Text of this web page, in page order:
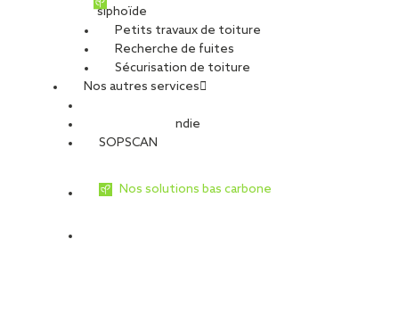
siphoïde
Petits travaux de toiture
Recherche de fuites
Sécurisation de toiture
Nos autres services
Sécurité Incendie
SOPSCAN
Nos solutions bas carbone